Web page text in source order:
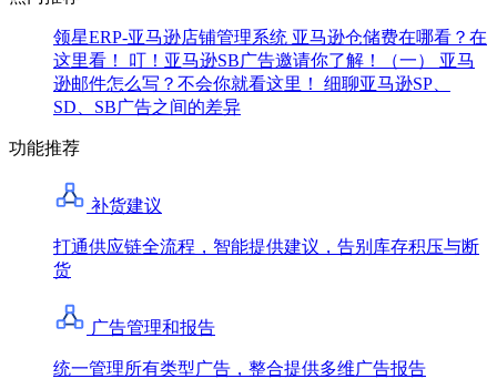
领星ERP-亚马逊店铺管理系统 亚马逊仓储费在哪看？在
这里看！ 叮！亚马逊SB广告邀请你了解！（一） 亚马
逊邮件怎么写？不会你就看这里！ 细聊亚马逊SP、
SD、SB广告之间的差异
功能推荐
补货建议
打通供应链全流程，智能提供建议，告别库存积压与断
货
广告管理和报告
统一管理所有类型广告，整合提供多维广告报告